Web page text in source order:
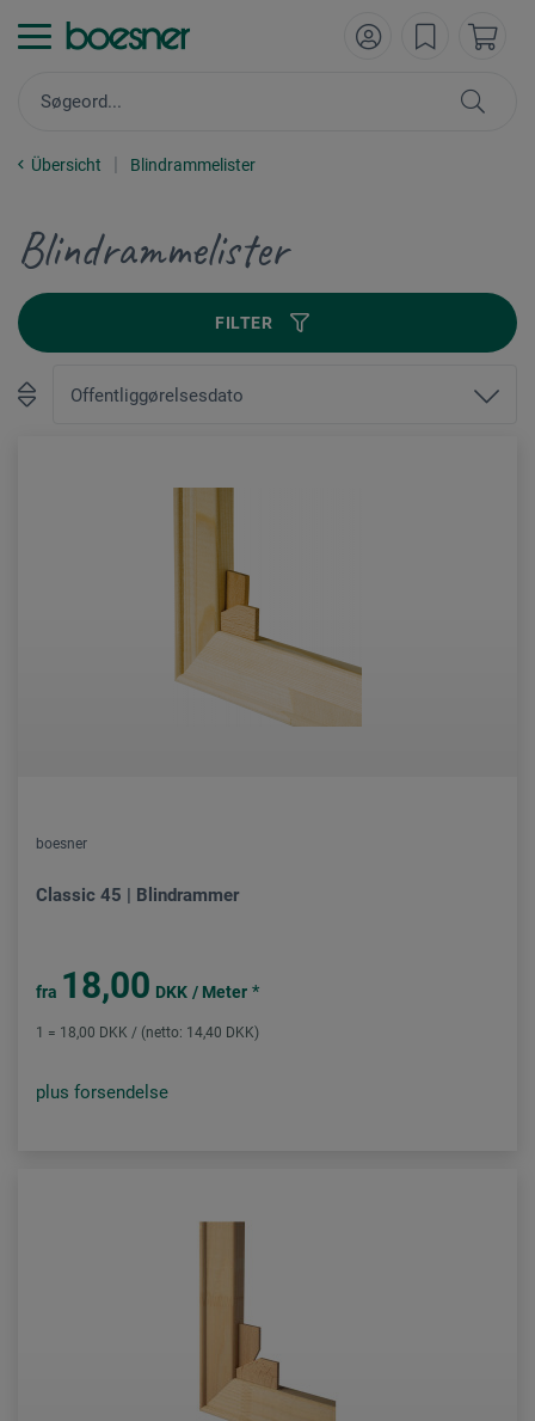
Übersicht Blindrammelister
Blindrammelister
FILTER
boesner
Classic 45 | Blindrammer
fra 18,00 DKK / Meter *
1 = 18,00 DKK / (netto: 14,40 DKK)
plus forsendelse